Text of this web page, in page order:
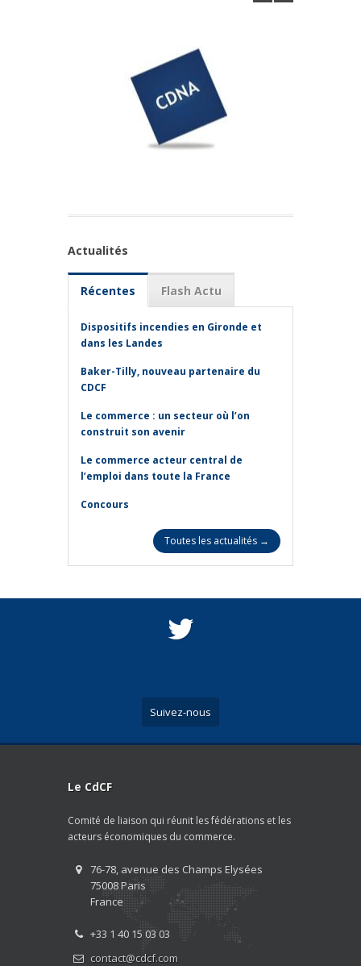
Actualités
Récentes Flash Actu
Dispositifs incendies en Gironde et
dans les Landes
Baker-Tilly, nouveau partenaire du
CDCF
Le commerce : un secteur où l’on
construit son avenir
Le commerce acteur central de
l’emploi dans toute la France
Concours
Toutes les actualités →
Suivez-nous
Le CdCF
Comité de liaison qui réunit les fédérations et les
acteurs économiques du commerce.
76-78, avenue des Champs Elysées
75008 Paris
France
+33 1 40 15 03 03
contact@cdcf.com